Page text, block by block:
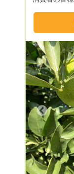
を使い栽培